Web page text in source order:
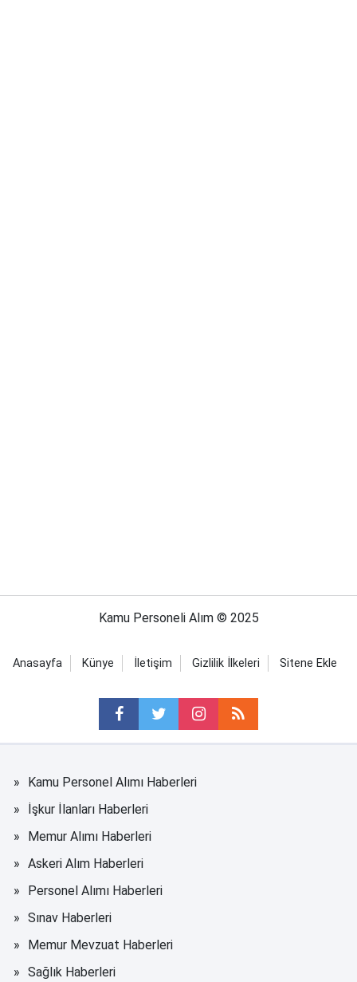
Kamu Personeli Alım © 2025
Anasayfa Künye İletişim Gizlilik İlkeleri Sitene Ekle
Kamu Personel Alımı Haberleri
İşkur İlanları Haberleri
Memur Alımı Haberleri
Askeri Alım Haberleri
Personel Alımı Haberleri
Sınav Haberleri
Memur Mevzuat Haberleri
Sağlık Haberleri